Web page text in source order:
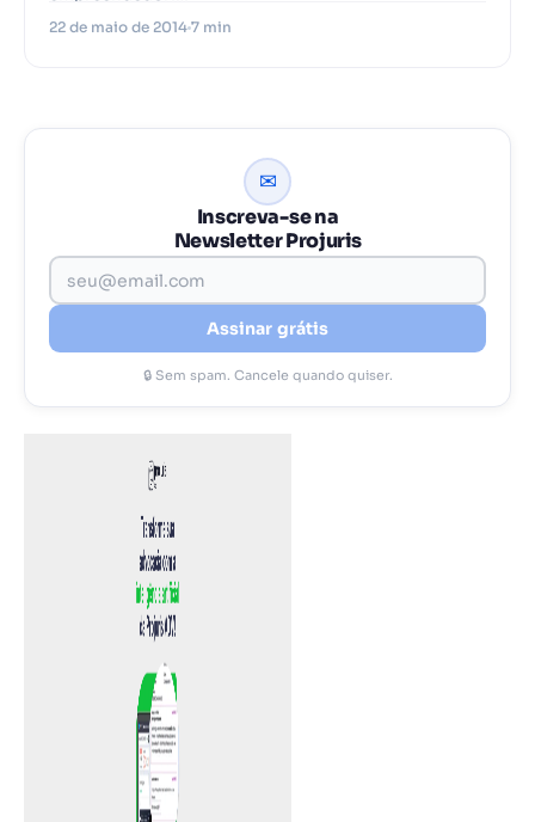
22 de maio de 2014 7 min
✉
Inscreva-se na
Newsletter Projuris
Assinar grátis
🔒 Sem spam. Cancele quando quiser.